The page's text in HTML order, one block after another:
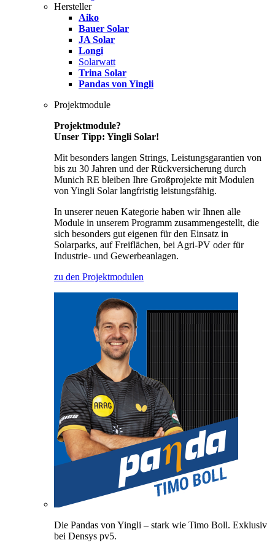
Hersteller
Aiko
Bauer Solar
JA Solar
Longi
Solarwatt
Trina Solar
Pandas von Yingli
Projektmodule
Projektmodule?
Unser Tipp: Yingli Solar!
Mit besonders langen Strings, Leistungsgarantien von
bis zu 30 Jahren und der Rückversicherung durch
Munich RE bleiben Ihre Großprojekte mit Modulen
von Yingli Solar langfristig leistungsfähig.
In unserer neuen Kategorie haben wir Ihnen alle
Module in unserem Programm zusammengestellt, die
sich besonders gut eigenen für den Einsatz in
Solarparks, auf Freiflächen, bei Agri-PV oder für
Industrie- und Gewerbeanlagen.
zu den Projektmodulen
Die Pandas von Yingli – stark wie Timo Boll. Exklusiv
bei Densys pv5.